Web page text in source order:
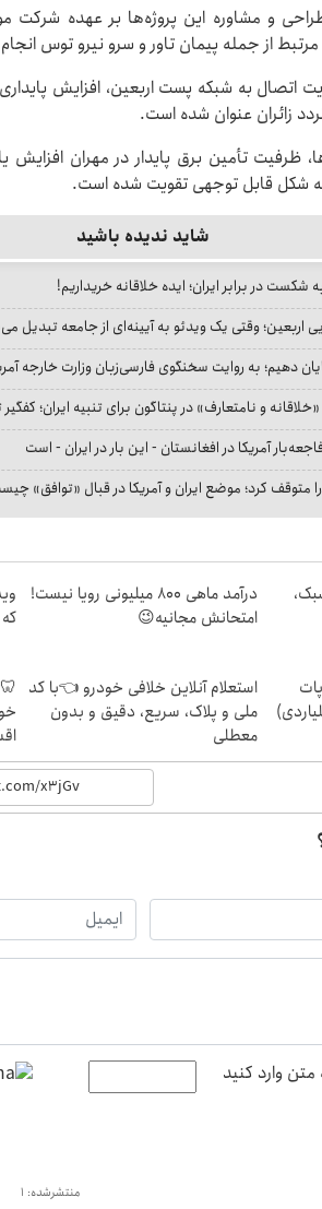
و مشاوره این پروژه‌ها بر عهده شرکت
از جمله پیمان تاور و سرو نیرو توس
به شبکه پست اربعین، افزایش پایداری
زائران عنوان شده است.
ظرفیت تأمین برق پایدار در مهران
به شکل قابل توجهی تقویت شده است.
شاید ندیده باشید
شکست در برابر ایران؛ ایده خلاقانه خریداریم!
اربعین؛ وقتی یک ویدئو به آیینه‌ای از جامعه تبدیل
دهیم؛ به روایت سخنگوی فارسی‌زبان وزارت خارجه
و نامتعارف» در پنتاگون برای تنبیه ایران؛
آمریکا در افغانستان - این بار در ایران - است
متوقف کرد؛ موضع ایران و آمریکا در قبال «توافق»
درآمد ماهی 800 میلیونی رویا نیست!
امتحانش مجانیه😉
استعلام آنلاین خلافی خودرو 👈با کد
ملی و پلاک، سریع، دقیق و بدون
معطلی
وارد کنید
منتشرشده: 1